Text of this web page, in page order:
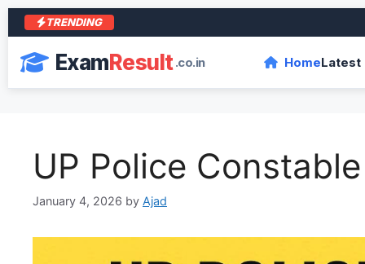
TRENDING
ExamResult.co.in HomeLatest
UP Police
January 4, 2026 by Ajad